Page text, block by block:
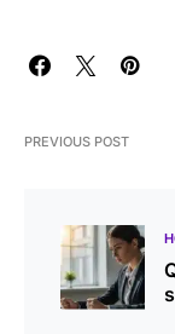
PREVIOUS POST